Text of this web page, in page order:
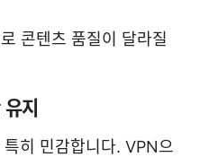
콘텐츠 품질이 달라질
지
히 민감합니다. VPN으